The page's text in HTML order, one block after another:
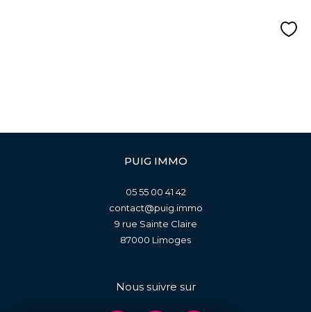
PUIG IMMO
05 55 00 41 42
contact@puig.immo
9 rue Sainte Claire
87000
limoges
Nous suivre sur